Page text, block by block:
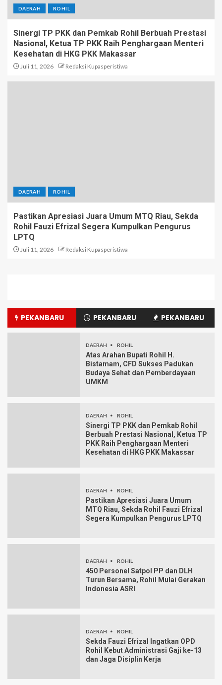
DAERAH ROHIL
Sinergi TP PKK dan Pemkab Rohil Berbuah Prestasi
Nasional, Ketua TP PKK Raih Penghargaan Menteri
Kesehatan di HKG PKK Makassar
Juli 11, 2026 Redaksi Kupasperistiwa
DAERAH ROHIL
Pastikan Apresiasi Juara Umum MTQ Riau, Sekda
Rohil Fauzi Efrizal Segera Kumpulkan Pengurus
LPTQ
Juli 11, 2026 Redaksi Kupasperistiwa
PEKANBARU PEKANBARU PEKANBARU
DAERAH ROHIL
Atas Arahan Bupati Rohil H.
Bistamam, CFD Sukses Padukan
Budaya Sehat dan Pemberdayaan
UMKM
DAERAH ROHIL
Sinergi TP PKK dan Pemkab Rohil
Berbuah Prestasi Nasional, Ketua TP
PKK Raih Penghargaan Menteri
Kesehatan di HKG PKK Makassar
DAERAH ROHIL
Pastikan Apresiasi Juara Umum
MTQ Riau, Sekda Rohil Fauzi Efrizal
Segera Kumpulkan Pengurus LPTQ
DAERAH ROHIL
450 Personel Satpol PP dan DLH
Turun Bersama, Rohil Mulai Gerakan
Indonesia ASRI
DAERAH ROHIL
Sekda Fauzi Efrizal Ingatkan OPD
Rohil Kebut Administrasi Gaji ke-13
dan Jaga Disiplin Kerja